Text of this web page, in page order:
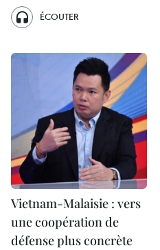
ÉCOUTER
Vietnam-Malaisie : vers
une coopération de
défense plus concrète